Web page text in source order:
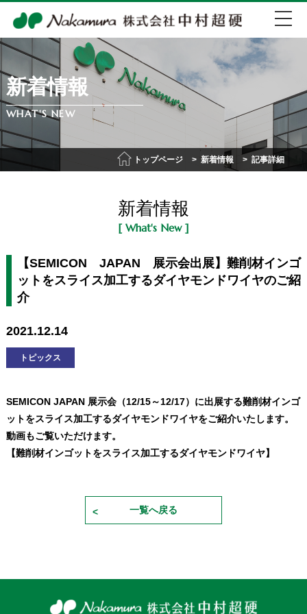
072-274-0007
会社紹介
新着情報
WHAT'S NEW
トップページ 新着情報 記事詳細
新着情報
[ What's New ]
【SEMICON JAPAN 展示会出展】難削材インゴ
ットをスライス加工するダイヤモンドワイヤのご紹
介
2021.12.14
トピックス
SEMICON JAPAN 展示会（12/15～12/17）に出展する難削材インゴ
ットをスライス加工するダイヤモンドワイヤをご紹介いたします。
動画もご覧いただけます。
【難削材インゴットをスライス加工するダイヤモンドワイヤ】
一覧へ戻る